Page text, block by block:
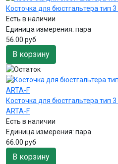
Косточка для бюстгальтера тип
Есть в наличии
Единица измерения: пара
56.00 руб
В корзину
Косточка для бюстгальтера тип
ARTA-F
Есть в наличии
Единица измерения: пара
66.00 руб
В корзину